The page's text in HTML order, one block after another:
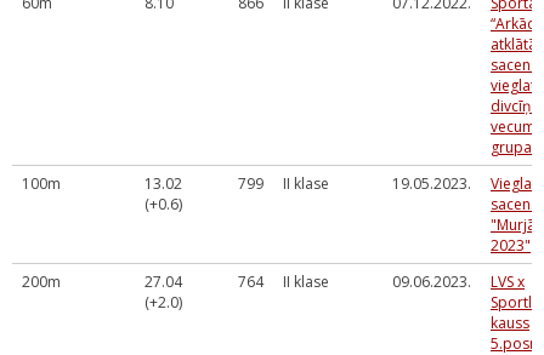
atklātās
vecuma
grupai
100m
13.02
(+0.6)
799 II klase 19.05.2023.
2023"
200m
27.04
(+2.0)
764 II klase 09.06.2023.
LVS x
kauss